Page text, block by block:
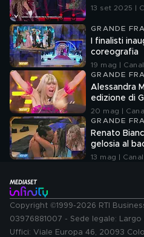
13 set 2025 |
GRANDE
I finalisti
coreografia
19 mag |
GRANDE
Alessandra
edizione di
20 mag |
GRANDE
Renato
gelosia al
13 mag |
Copyright ©1999-2026 RTI
03976881007 - Sede legale:
Uffici: Viale Europa 46, 20093